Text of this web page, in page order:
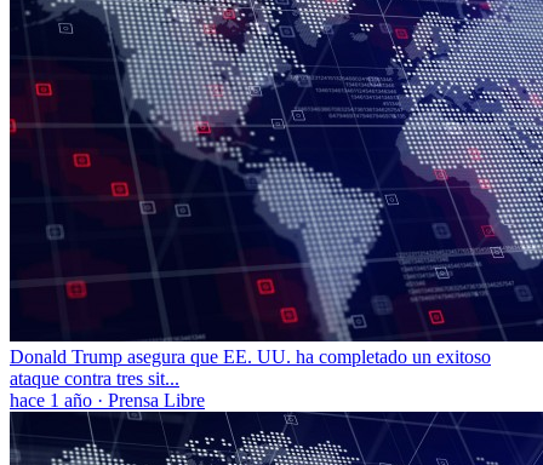
Donald Trump asegura que EE. UU. ha completado un exitoso
ataque contra tres sit...
hace 1 año · Prensa Libre